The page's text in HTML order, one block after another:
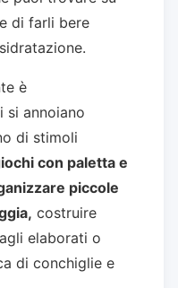
di farli bere
è
si annoiano
di stimoli
con paletta e
piccole
costruire
elaborati o
di conchiglie e